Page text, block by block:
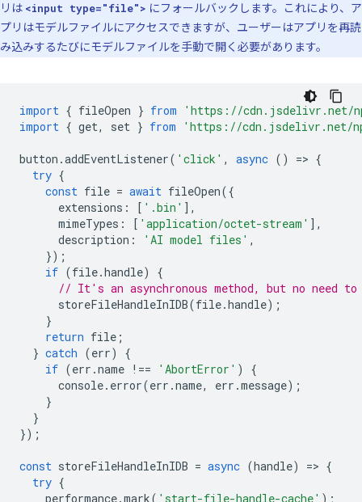
リは <input type="file"> にフォールバックします。これにより、ア
プリはモデルファイルにアクセスできますが、ユーザーはアプリを再読
み込みするたびにモデルファイルを手動で開く必要があります。
import { fileOpen } from
'https://cdn.jsdelivr.net/
import { get, set } from 'https://cdn.jsdelivr.net/
button .addEventListener( 'click' , async () => {
try {
const file = await fileOpen({
extensions : [ '.bin' ],
mimeTypes : [ 'application/octet-stream' ],
description : 'AI model files' ,
});
if (file.handle)
{
// It's an asynchronous method, but no need
storeFileHandleInIDB(file.handle);
}
return file ;
} catch (err)
{
if (err .name !== 'AbortError' )
{
console. error(err .name, err .message);
}
}
});
const storeFileHandleInIDB = async (handle) => {
try {
performance.mark( 'start-file-handle-cache' );